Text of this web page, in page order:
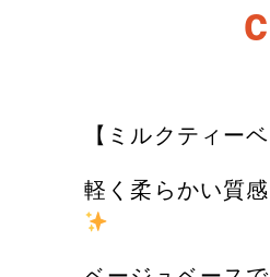
【ミルクティー
軽く柔らかい質